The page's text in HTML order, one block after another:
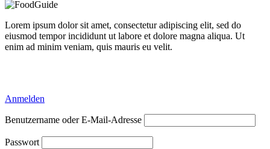
Lorem ipsum dolor sit amet, consectetur adipiscing elit, sed do
eiusmod tempor incididunt ut labore et dolore magna aliqua. Ut
enim ad minim veniam, quis mauris eu velit.
Anmelden
Benutzername oder E-Mail-Adresse
Passwort